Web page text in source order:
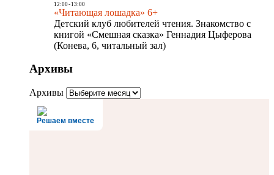
12:00- 13:00
«Читающая лошадка» 6+
Детский клуб любителей чтения. Знакомство с
книгой «Смешная сказка» Геннадия Цыферова
(Конева, 6, читальный зал)
Архивы
Архивы
Решаем вместе